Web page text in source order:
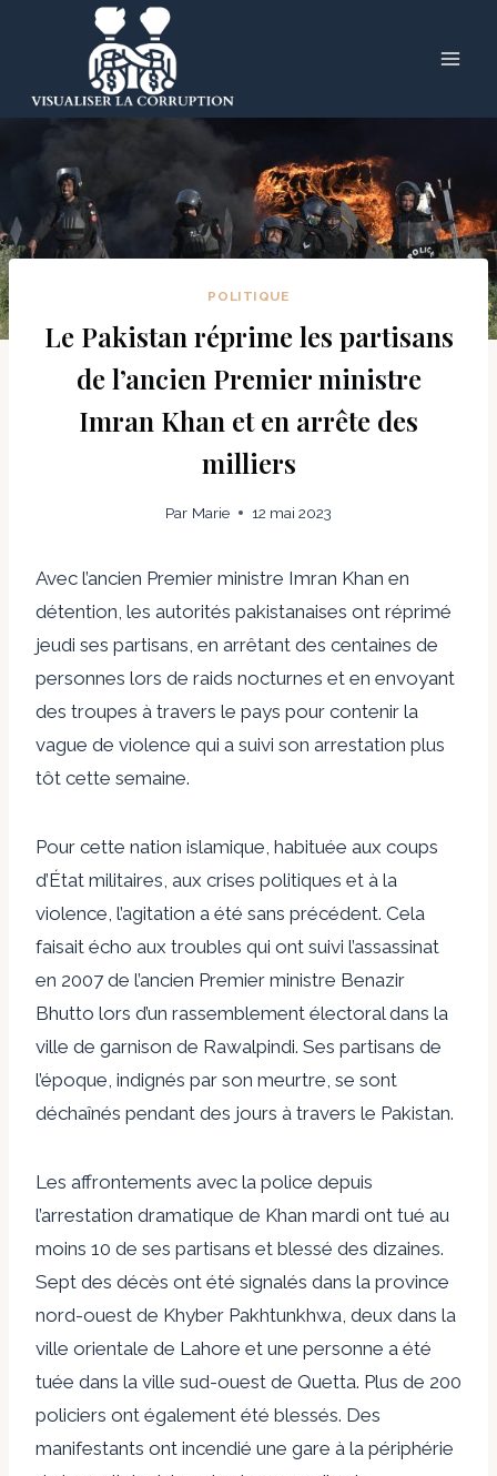
POLITIQUE
Le Pakistan réprime les partisans
de l’ancien Premier ministre
Imran Khan et en arrête des
milliers
Par Marie 12 mai 2023
Avec l’ancien Premier ministre Imran Khan en
détention, les autorités pakistanaises ont réprimé
jeudi ses partisans, en arrêtant des centaines de
personnes lors de raids nocturnes et en envoyant
des troupes à travers le pays pour contenir la
vague de violence qui a suivi son arrestation plus
tôt cette semaine.
Pour cette nation islamique, habituée aux coups
d’État militaires, aux crises politiques et à la
violence, l’agitation a été sans précédent. Cela
faisait écho aux troubles qui ont suivi l’assassinat
en 2007 de l’ancien Premier ministre Benazir
Bhutto lors d’un rassemblement électoral dans la
ville de garnison de Rawalpindi. Ses partisans de
l’époque, indignés par son meurtre, se sont
déchaînés pendant des jours à travers le Pakistan.
Les affrontements avec la police depuis
l’arrestation dramatique de Khan mardi ont tué au
moins 10 de ses partisans et blessé des dizaines.
Sept des décès ont été signalés dans la province
nord-ouest de Khyber Pakhtunkhwa, deux dans la
ville orientale de Lahore et une personne a été
tuée dans la ville sud-ouest de Quetta. Plus de 200
policiers ont également été blessés. Des
manifestants ont incendié une gare à la périphérie